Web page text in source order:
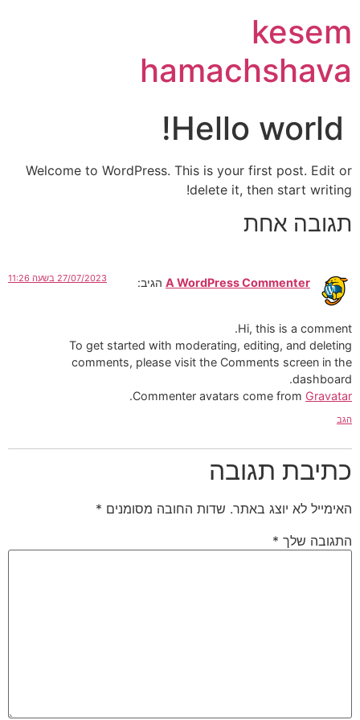
kesem
hamachshava
Hello world!
Welcome to WordPress. This is your first post. Edit or
delete it, then start writing!
תגובה אחת
A WordPress Commenter הגיב: 27/07/2023 בשעה 11:26
Hi, this is a comment.
To get started with moderating, editing, and deleting
comments, please visit the Comments screen in the
dashboard.
Commenter avatars come from Gravatar
.
הגב
כתיבת תגובה
האימייל לא יוצג באתר. שדות החובה מסומנים *
התגובה שלך *